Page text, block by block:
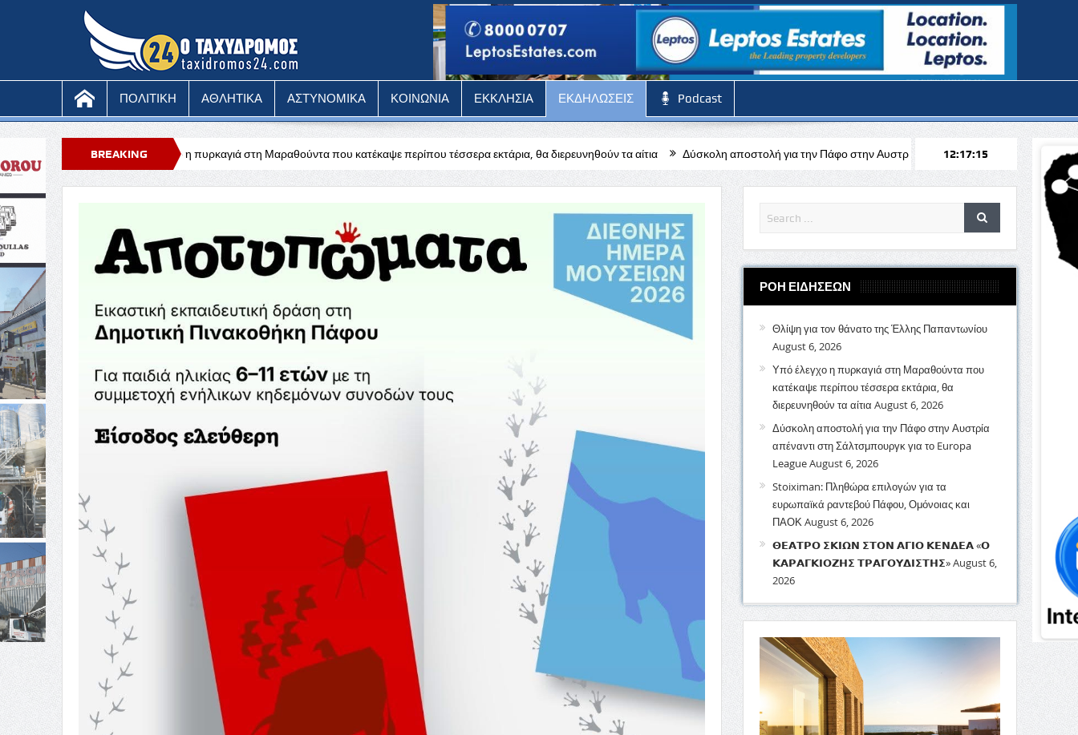
ΠΟΛΙΤΙΚΗ ΑΘΛΗΤΙΚΑ ΑΣΤΥΝΟΜΙΚΑ ΚΟΙΝΩΝΙΑ ΕΚΚΛΗΣΙΑ ΕΚΔΗΛΩΣΕΙΣ Podcast
BREAKING
NEWS
Υπό έλεγχο η πυρκαγιά στη Μαραθούντα που κατέκαψε περίπου τέσσερα εκτάρια, θα διερευνηθούν τα αίτια Δύσκολη αποστολή για την Πάφο στην Αυστρία απέναντι στη Σάλτσμπουργκ για το Europa League
12:17:16
ΡΟΗ ΕΙΔΗΣΕΩΝ
Θλίψη για τον θάνατο της Έλλης Παπαντωνίου
August 6, 2026
Υπό έλεγχο η πυρκαγιά στη Μαραθούντα που
κατέκαψε περίπου τέσσερα εκτάρια, θα
διερευνηθούν τα αίτια August 6, 2026
Δύσκολη αποστολή για την Πάφο στην Αυστρία
απέναντι στη Σάλτσμπουργκ για το Europa
LeagueAugust 6, 2026
Stoiximan: Πληθώρα επιλογών για τα
ευρωπαϊκά ραντεβού Πάφου, Ομόνοιας και
ΠΑΟΚAugust 6, 2026
𝝝𝝚𝝖𝝩𝝦𝝤 𝝨𝝟𝝞𝝮𝝢 𝝨𝝩𝝤𝝢 𝝖𝝘𝝞𝝤 𝝟𝝚𝝢𝝙𝝚𝝖 «𝝤
𝝟𝝖𝝦𝝖𝝘𝝟𝝞𝝤𝝛𝝜𝝨 𝝩𝝦𝝖𝝘𝝤𝝪𝝙𝝞𝝨𝝩𝝜𝝨»August 6,
2026